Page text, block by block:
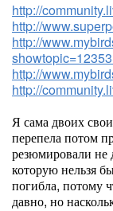
http://
http://
http://
http://
http://
Я сама двоих
перепела потом
резюмировали
которую нельзя
погибла, потому
давно, но